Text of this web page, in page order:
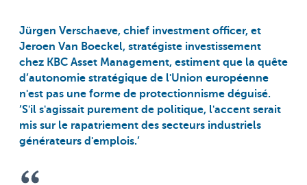
Jürgen Verschaeve, chief investment officer, et
Jeroen Van Boeckel, stratégiste investissement
chez KBC Asset Management, estiment que la quête
d’autonomie stratégique de l'Union européenne
n'est pas une forme de protectionnisme déguisé.
‘S'il s'agissait purement de politique, l'accent serait
mis sur le rapatriement des secteurs industriels
générateurs d'emplois.’